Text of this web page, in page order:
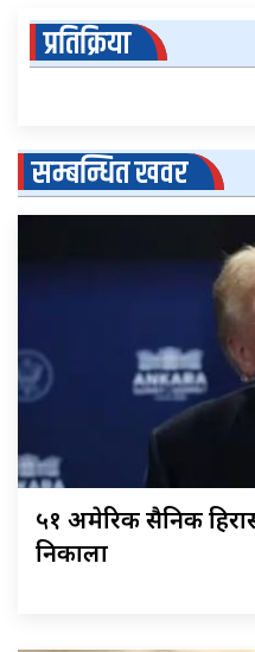
प्रतिक्रिया
सम्बन्धित खवर
५१ अमेरिकी सैनिक
निकाला